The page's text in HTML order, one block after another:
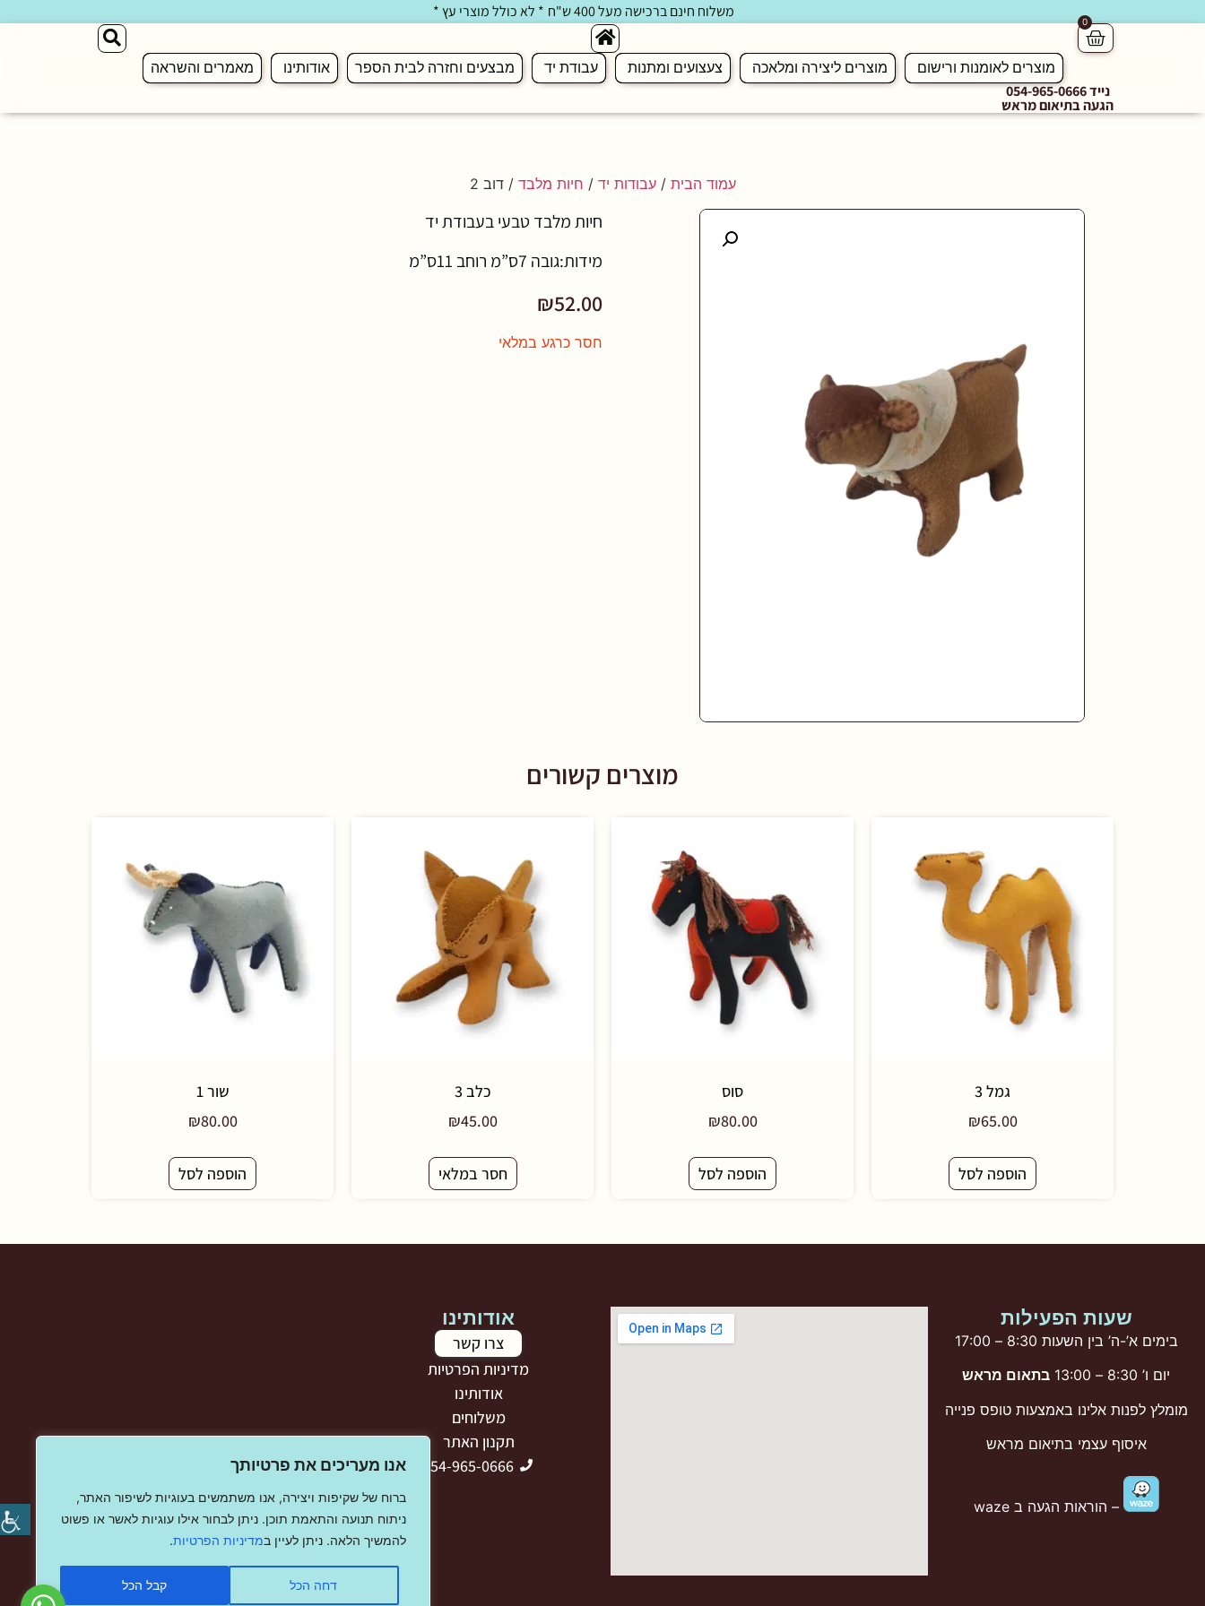
אנו מעריכים את פרטיותך
ברוח של שקיפות ויצירה, אנו משתמשים בעוגיות לשיפור האתר,
ניתוח תנועה והתאמת תוכן. ניתן לבחור אילו עוגיות לאשר או פשוט
להמשיך הלאה. ניתן לעיין במדיניות הפרטיות.
דחה הכל קבל הכל
משלוח חינם ברכישה מעל 400 ש"ח * לא כולל מוצרי עץ *
0
מוצרים לאומנות ורישום מוצרים ליצירה ומלאכה צעצועים ומתנות עבודת יד מבצעים וחזרה לבית הספר אודותינו מאמרים והשראה
נייד 054-965-0666
הגעה בתיאום מראש
עמוד הבית /עבודות יד / חיות מלבד / דוב 2
חיות מלבד טבעי בעבודת יד
מידות:גובה 7ס”מ רוחב 11ס”מ
₪52.00
חסר כרגע במלאי
מוצרים קשורים
גמל 3
₪65.00
הוספה לסל
סוס
₪80.00
הוספה לסל
כלב 3
₪45.00
חסר במלאי
שור 1
₪80.00
הוספה לסל
שעות הפעילות
בימים א’-ה’ בין השעות 8:30 – 17:00
יום ו’ 8:30 – 13:00
בתאום מראש
מומלץ לפנות אלינו באמצעות טופס פנייה
איסוף עצמי בתיאום מראש
– הוראות הגעה ב waze
אודותינו
צרו קשר
מדיניות הפרטיות
אודותינו
משלוחים
תקנון האתר
054-965-0666